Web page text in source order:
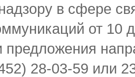
в сфере
от 10
предложения
28-03-59 или